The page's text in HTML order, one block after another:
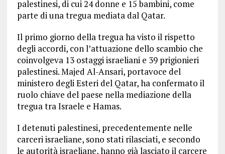
palestinesi, di cui 24 donne e 15 bambini, come
parte di una tregua mediata dal Qatar.
Il primo giorno della tregua ha visto il rispetto
degli accordi, con l’attuazione dello scambio che
coinvolgeva 13 ostaggi israeliani e 39 prigionieri
palestinesi. Majed Al-Ansari, portavoce del
ministero degli Esteri del Qatar, ha confermato il
ruolo chiave del paese nella mediazione della
tregua tra Israele e Hamas.
I detenuti palestinesi, precedentemente nelle
carceri israeliane, sono stati rilasciati, e secondo
le autorità israeliane, hanno già lasciato il carcere